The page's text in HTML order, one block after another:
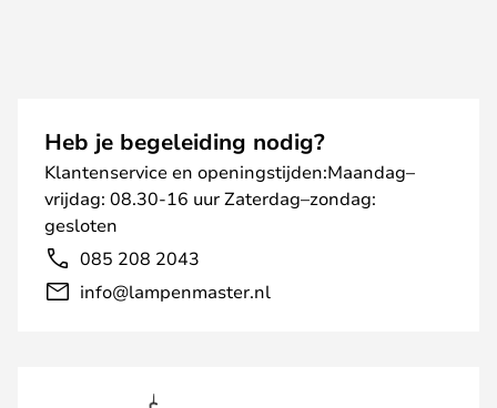
Heb je begeleiding nodig?
Klantenservice en openingstijden:Maandag–
vrijdag: 08.30-16 uur Zaterdag–zondag:
gesloten
085 208 2043
info@lampenmaster.nl